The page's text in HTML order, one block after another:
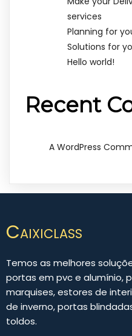
services
Planning for
Solutions for
Hello world!
Recent
A WordPress
Caixiclass
Temos as melhores
portas em pvc e alumínio,
marquises, estores de
de inverno, portas
toldos.